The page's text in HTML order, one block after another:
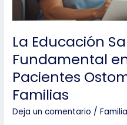
paciente
La Educación
Fundamental
Pacientes
Familias
Deja un comentario /